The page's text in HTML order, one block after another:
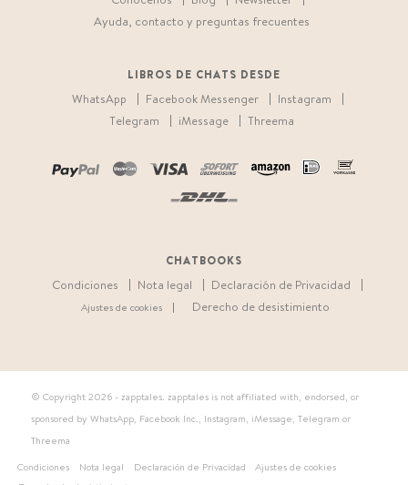
Ayuda, contacto y preguntas frecuentes
LIBROS DE CHATS DESDE
WhatsApp Facebook Messenger
Instagram
Telegram
iMessage Threema
CHATBOOKS
Condiciones Nota legal Declaración de Privacidad
Ajustes de cookies Derecho de desistimiento
© Copyright 2026 - zapptales. zapptales is not affiliated with, endorsed, or
sponsored by WhatsApp, Facebook Inc., Instagram, iMessage, Telegram or
Threema
Condiciones Nota legal Declaración de Privacidad
Ajustes de cookies